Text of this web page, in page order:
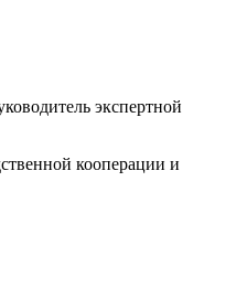
экспертной
кооперации и